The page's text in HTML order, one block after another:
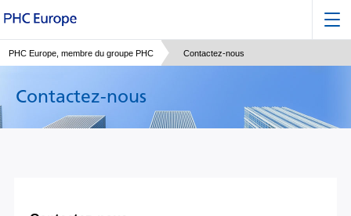
PHC Europe, membre du groupe PHC Contactez-nous
Contactez-nous